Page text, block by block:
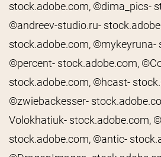
stock.adobe.com, ©dima_pics-
©andreev-studio.ru-
stock.adobe.com, ©mykeyruna-
©percent- stock.adobe.com,
stock.adobe.com, ©hcast-
©zwiebackesser-
Volokhatiuk- stock.adobe.com,
stock.adobe.com, ©antic-